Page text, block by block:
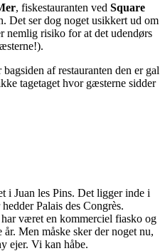
, fiskestauranten ved Square
Det ser dog noget usikkert ud om
nemlig risiko for at det udendørs
af restauranten den er gal
tagetaget hvor gæsterne sidder
i Juan les Pins. Det ligger inde i
Palais des Congrès.
været en kommerciel fiasko og
Men måske sker der noget nu,
ejer. Vi kan håbe.